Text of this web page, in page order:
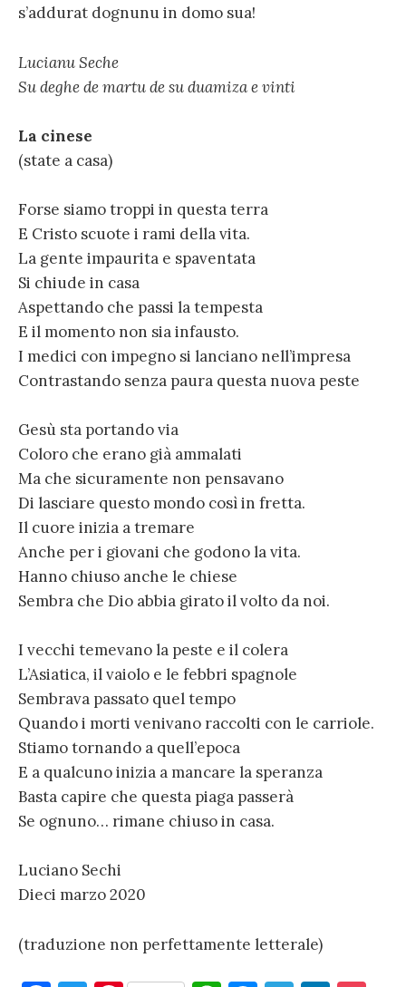
s’addurat dognunu in domo sua!
Lucianu Seche
Su deghe de martu de su duamiza e vinti
La cinese
(state a casa)
Forse siamo troppi in questa terra
E Cristo scuote i rami della vita.
La gente impaurita e spaventata
Si chiude in casa
Aspettando che passi la tempesta
E il momento non sia infausto.
I medici con impegno si lanciano nell’impresa
Contrastando senza paura questa nuova peste
Gesù sta portando via
Coloro che erano già ammalati
Ma che sicuramente non pensavano
Di lasciare questo mondo così in fretta.
Il cuore inizia a tremare
Anche per i giovani che godono la vita.
Hanno chiuso anche le chiese
Sembra che Dio abbia girato il volto da noi.
I vecchi temevano la peste e il colera
L’Asiatica, il vaiolo e le febbri spagnole
Sembrava passato quel tempo
Quando i morti venivano raccolti con le carriole.
Stiamo tornando a quell’epoca
E a qualcuno inizia a mancare la speranza
Basta capire che questa piaga passerà
Se ognuno… rimane chiuso in casa.
Luciano Sechi
Dieci marzo 2020
(traduzione non perfettamente letterale)